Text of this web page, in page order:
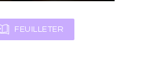
FEUILLETER